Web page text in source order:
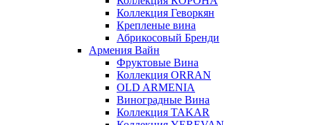
Коллекция Геворкян
Крепленые вина
Абрикосовый Бренди
Армения Вайн
Фруктовые Вина
Коллекция ORRAN
OLD ARMENIA
Виноградные Вина
Коллекция TAKAR